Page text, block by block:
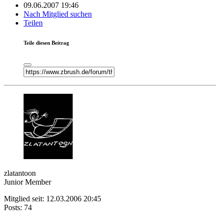
09.06.2007 19:46
Nach Mitglied suchen
Teilen
Teile diesen Beitrag
zlatantoon
Junior Member
Mitglied seit: 12.03.2006 20:45
Posts: 74